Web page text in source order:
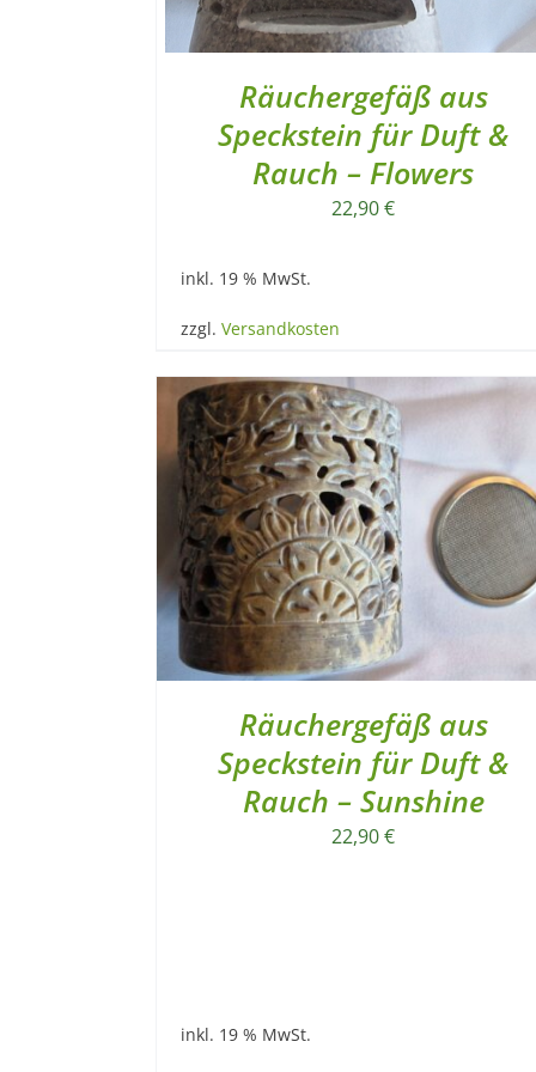
Räuchergefäß aus
Speckstein für Duft &
Rauch – Flowers
22,90€
inkl. 19 % MwSt.
zzgl. Versandkosten
Räuchergefäß aus
Speckstein für Duft &
Rauch – Sunshine
22,90€
inkl. 19 % MwSt.